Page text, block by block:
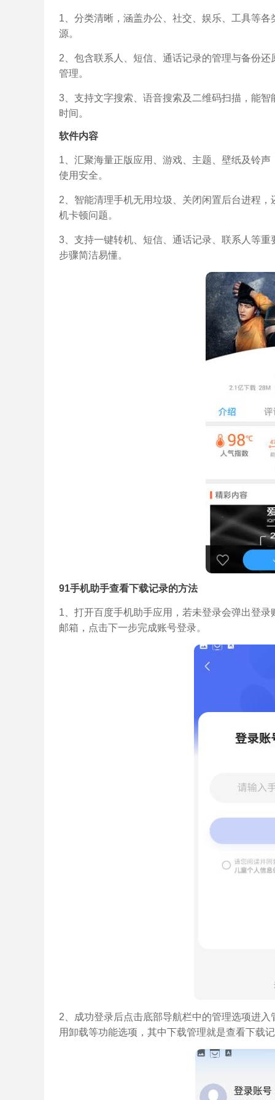
1、分类清晰，涵盖办公、社交、娱乐、工具等
源。
2、包含联系人、短信、通话记录的管理与备份
管理。
3、支持文字搜索、语音搜索及二维码扫描，能
时间。
软件内容
1、汇聚海量正版应用、游戏、主题、壁纸及铃
使用安全。
2、智能清理手机无用垃圾、关闭闲置后台进程
机卡顿问题。
3、支持一键转机、短信、通话记录、联系人等
步骤简洁易懂。
91手机助手查看下载记录的方法
1、打开百度手机助手应用，若未登录会弹出登
邮箱，点击下一步完成账号登录。
2、成功登录后点击底部导航栏中的管理选项进
用卸载等功能选项，其中下载管理就是查看下载